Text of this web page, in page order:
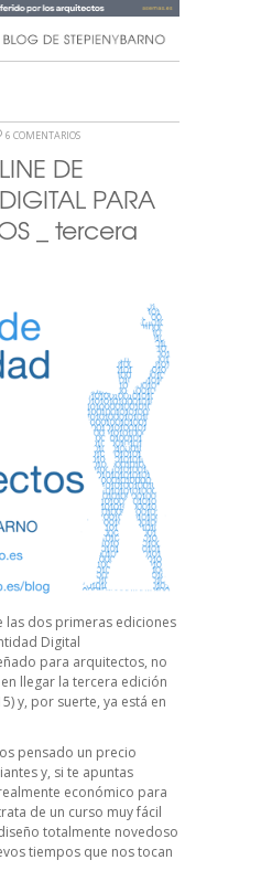
6 COMENTARIOS
DE
PARA
_ tercera
las dos primeras ediciones
Digital
para arquitectos, no
llegar la tercera edición
y, por suerte, ya está en
pensado un precio
y, si te apuntas
económico para
de un curso muy fácil
totalmente novedoso
tiempos que nos tocan